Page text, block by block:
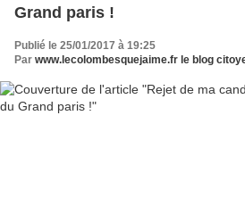
Grand paris !
Publié le 25/01/2017 à 19:25
Par www.lecolombesquejaime.fr le blog